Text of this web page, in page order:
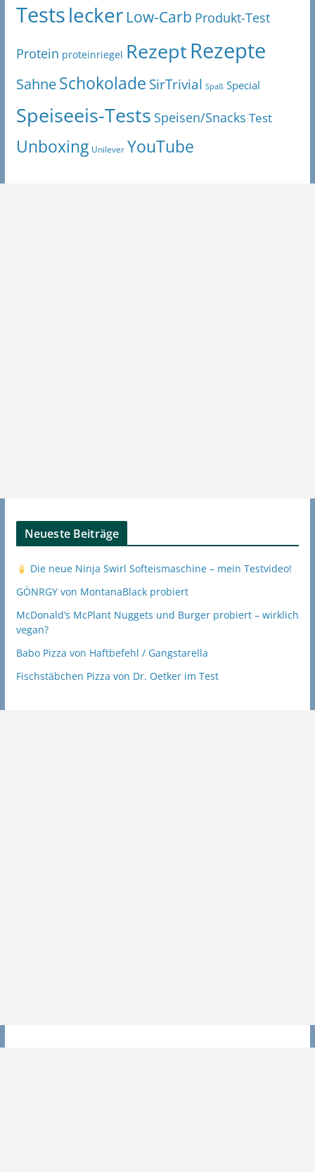
Testslecker Low-Carb Produkt-Test
Protein proteinriegel RezeptRezepte
SahneSchokolade SirTrivial Spaß Special
Speiseeis-Tests Speisen/Snacks Test
Unboxing Unilever YouTube
Neueste Beiträge
Die neue Ninja Swirl Softeismaschine – mein Testvideo!
GÖNRGY von MontanaBlack probiert
McDonald’s McPlant Nuggets und Burger probiert – wirklich
vegan?
Babo Pizza von Haftbefehl / Gangstarella
Fischstäbchen Pizza von Dr. Oetker im Test